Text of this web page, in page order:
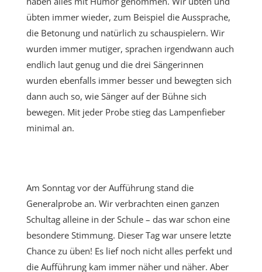
übten immer wieder, zum Beispiel die Aussprache,
die Betonung und natürlich zu schauspielern. Wir
wurden immer mutiger, sprachen irgendwann auch
endlich laut genug und die drei Sängerinnen
wurden ebenfalls immer besser und bewegten sich
dann auch so, wie Sänger auf der Bühne sich
bewegen. Mit jeder Probe stieg das Lampenfieber
minimal an.
Am Sonntag vor der Aufführung stand die
Generalprobe an. Wir verbrachten einen ganzen
Schultag alleine in der Schule – das war schon eine
besondere Stimmung. Dieser Tag war unsere letzte
Chance zu üben! Es lief noch nicht alles perfekt und
die Aufführung kam immer näher und näher. Aber